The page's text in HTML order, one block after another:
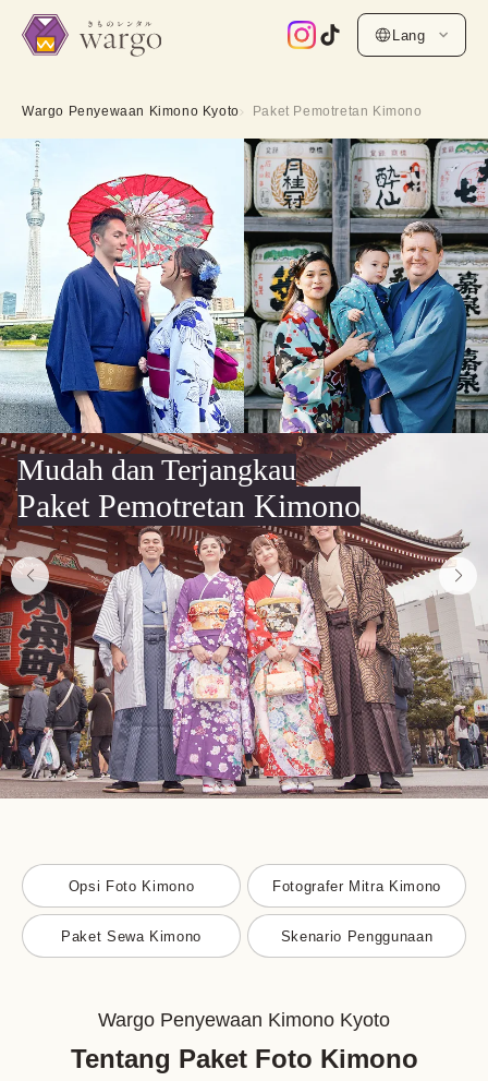
Lang
Wargo Penyewaan Kimono Kyoto Paket Pemotretan Kimono
Mudah dan Terjangkau
Paket Pemotretan Kimono
Opsi Foto Kimono Fotografer Mitra Kimono
Paket Sewa Kimono Skenario Penggunaan
Wargo Penyewaan Kimono Kyoto
Tentang Paket Foto Kimono